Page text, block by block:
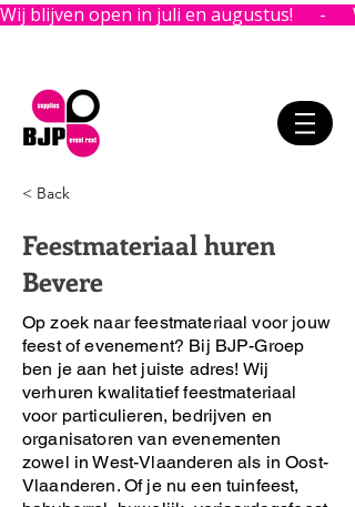
Wij blijven open in juli en augustus!      -
< Back
Feestmateriaal huren
Bevere
Op zoek naar feestmateriaal voor jouw
feest of evenement? Bij BJP-Groep
ben je aan het juiste adres! Wij
verhuren kwalitatief feestmateriaal
voor particulieren, bedrijven en
organisatoren van evenementen
zowel in West-Vlaanderen als in Oost-
Vlaanderen. Of je nu een tuinfeest,